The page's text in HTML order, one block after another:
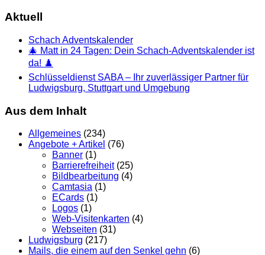
Aktuell
Schach Adventskalender
🎄 Matt in 24 Tagen: Dein Schach-Adventskalender ist
da! ♟️
Schlüsseldienst SABA – Ihr zuverlässiger Partner für
Ludwigsburg, Stuttgart und Umgebung
Aus dem Inhalt
Allgemeines (234)
Angebote + Artikel (76)
Banner (1)
Barrierefreiheit(25)
Bildbearbeitung (4)
Camtasia (1)
ECards (1)
Logos (1)
Web-Visitenkarten (4)
Webseiten (31)
Ludwigsburg (217)
Mails, die einem auf den Senkel gehn (6)